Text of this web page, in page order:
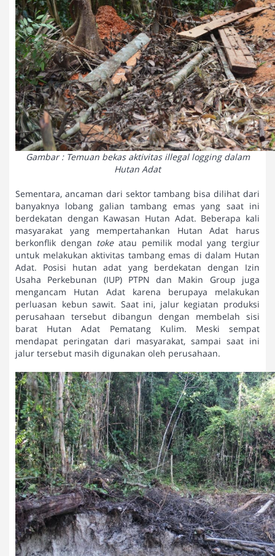
Gambar : Temuan bekas aktivitas illegal logging dalam
Hutan Adat
Sementara, ancaman dari sektor tambang bisa dilihat dari
banyaknya lobang galian tambang emas yang saat ini
berdekatan dengan Kawasan Hutan Adat. Beberapa kali
masyarakat yang mempertahankan Hutan Adat harus
berkonflik dengan tokeatau pemilik modal yang tergiur
untuk melakukan aktivitas tambang emas di dalam Hutan
Adat. Posisi hutan adat yang berdekatan dengan Izin
Usaha Perkebunan (IUP) PTPN dan Makin Group juga
mengancam Hutan Adat karena berupaya melakukan
perluasan kebun sawit. Saat ini, jalur kegiatan produksi
perusahaan tersebut dibangun dengan membelah sisi
barat Hutan Adat Pematang Kulim. Meski sempat
mendapat peringatan dari masyarakat, sampai saat ini
jalur tersebut masih digunakan oleh perusahaan.